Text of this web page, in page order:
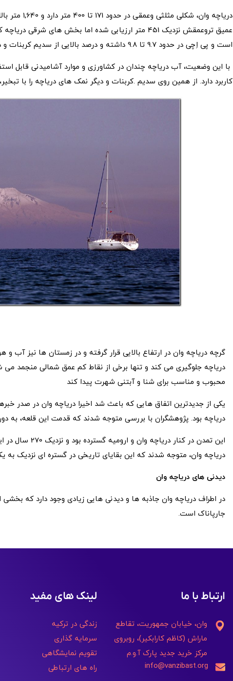
دریاچه
عمیق تروعمقش نزدیک 451 متر ارزیابی شده اما بخش
است و پی اِچی در حدود 9.7 تا 9.8 داشته و درصد بالایی از سدیم کربنات و دیگر نمک ها در آن به چشم می خورد.
با این وضعیت، آب دریاچه چندان در کشاورزی و موارد آشامیدنی قابل
کاربرد دارد. از همین روی سدیم .کربنات و دیگر نمک های دریاچه را با
گرچه دریاچه وان در ارتفاع بالایی قرار گرفته و در زمستان ها نیز آب
دریاچه جلوگیری می کند و تنها برخی از نقاط کم عمق شمالی منجمد
محبوب و مناسب برای شنا و آبتنی شهرت پیدا کند
یکی از جدیدترین اتفاق هایی که باعث شد اخیرا دریاچه وان در صدر
دریاچه بود. پژوهشگران با بررسی متوجه شدند که قدمت این قلعه، به
این تمدن در
دریاچه وان، متوجه شدند که این بقایای تاریخی در گستره ای نزدیک به یک
دیدنی های دریاچه وان
در اطراف دریاچه وان جاذبه ها و دیدنی هایی زیادی وجود دارد که بخشی
جارپاناک است.
ارتباط با ما
وان، خیابان جمهوریت، تقاطع
ماراش (کاظم کارابکیر)، روبروی
مرکز خرید جدید پارک آ.و.م
info@vanzibast.org
لینک های مفید
زندگی در ترکیه
سرمایه گذاری
تقویم نمایشگاهی
راه های ارتباطی